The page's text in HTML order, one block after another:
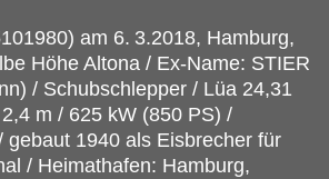
am 6. 3.2018, Hamburg,
Höhe Altona / Ex-Name: STIER
/ Schubschlepper / Lüa 24,31
m / 625 kW (850 PS) /
gebaut 1940 als Eisbrecher für
/ Heimathafen: Hamburg,